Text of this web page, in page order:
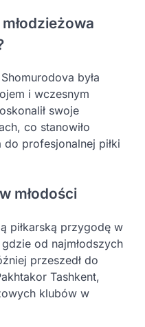
była
i wczesnym
swoje
co stanowiło
profesjonalnej piłki
młodości
piłkarską przygodę w
od najmłodszych
przeszedł do
Tashkent,
klubów w